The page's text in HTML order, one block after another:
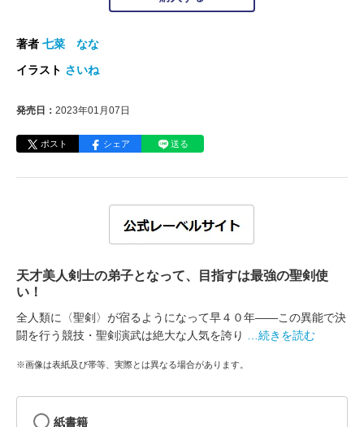
著者 七菜 なな
イラスト さいね
発売日： 2023年01月07日
ポスト シェア 送る
天才美人剣士の弟子となって、目指すは最強の聖剣使
い！
全人類に〈聖剣〉が宿るようになって早４０年――この異能で決
闘を行う競技・聖剣演武は絶大な人気を誇り
…続きを読む
※画像は表紙及び帯等、実際とは異なる場合があります。
紙書籍